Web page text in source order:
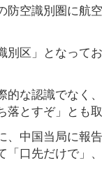
防空識別圏に航
区」となって
な認識でなく
とすぞ」とも取
中国当局に報
口先だけで」